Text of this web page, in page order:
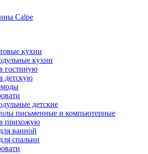
кухни
кухни
гостиную
детскую
детские
письменные и компьютерные
прихожую
ванной
спальни